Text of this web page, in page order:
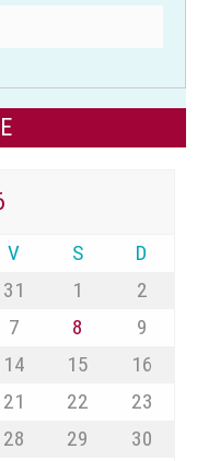
V S
D
31 1
2
7 8
9
14 15
16
21 22
23
28 29
30